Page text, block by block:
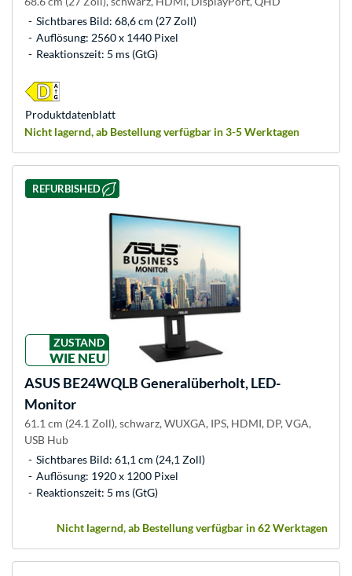
Sichtbares Bild: 68,6 cm (27 Zoll)
Auflösung: 2560 x 1440 Pixel
Reaktionszeit: 5 ms (GtG)
Nicht lagernd, ab Bestellung verfügbar in 3-5 Werktagen
Produkt­datenblatt
REFURBISHED
ZUSTAND
WIE NEU
ASUS BE24WQLB Generalüberholt, LED-
Monitor
61.1 cm (24.1 Zoll), schwarz, WUXGA, IPS, HDMI, DP, VGA,
USB Hub
Sichtbares Bild: 61,1 cm (24,1 Zoll)
Auflösung: 1920 x 1200 Pixel
Reaktionszeit: 5 ms (GtG)
Nicht lagernd, ab Bestellung verfügbar in 62 Werktagen